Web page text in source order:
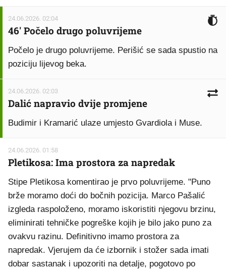
24.06.2026. 02:04
46' Počelo drugo poluvrijeme
Počelo je drugo poluvrijeme. Perišić se sada spustio na
poziciju lijevog beka.
24.06.2026. 02:03
Dalić napravio dvije promjene
Budimir i Kramarić ulaze umjesto Gvardiola i Muse.
24.06.2026. 01:58
Pletikosa: Ima prostora za napredak
Stipe Pletikosa komentirao je prvo poluvrijeme. "Puno
brže moramo doći do bočnih pozicija. Marco Pašalić
izgleda raspoloženo, moramo iskoristiti njegovu brzinu,
eliminirati tehničke pogreške kojih je bilo jako puno za
ovakvu razinu. Definitivno imamo prostora za
napredak. Vjerujem da će izbornik i stožer sada imati
dobar sastanak i upozoriti na detalje, pogotovo po